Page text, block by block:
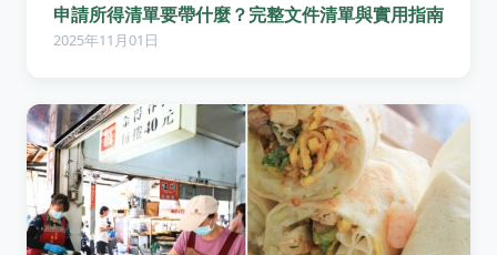
申請所得清單要帶什麼？完整文件清單與實用指南
2025年11月01日